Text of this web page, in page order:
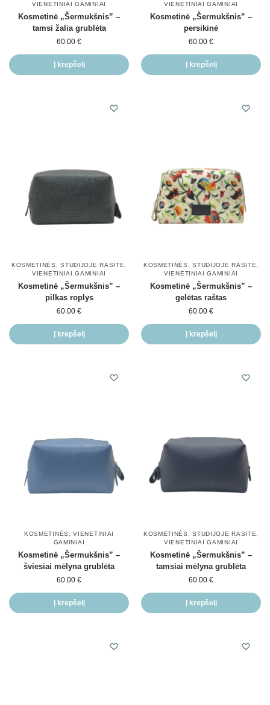
VIENETINIAI GAMINIAI
Kosmetinė „Šermukšnis” –
tamsi žalia grublėta
60.00 €
Į krepšelį
VIENETINIAI GAMINIAI
Kosmetinė „Šermukšnis” –
persikinė
60.00 €
Į krepšelį
KOSMETINĖS ,STUDIJOJE RASITE
VIENETINIAI GAMINIAI
Kosmetinė „Šermukšnis” –
pilkas roplys
60.00 €
Į krepšelį
KOSMETINĖS ,STUDIJOJE RASITE
VIENETINIAI GAMINIAI
Kosmetinė „Šermukšnis” –
gelėtas raštas
60.00 €
Į krepšelį
KOSMETINĖS ,VIENETINIAI
GAMINIAI
Kosmetinė „Šermukšnis” –
šviesiai mėlyna grublėta
60.00 €
Į krepšelį
KOSMETINĖS ,STUDIJOJE RASITE
VIENETINIAI GAMINIAI
Kosmetinė „Šermukšnis” –
tamsiai mėlyna grublėta
60.00 €
Į krepšelį